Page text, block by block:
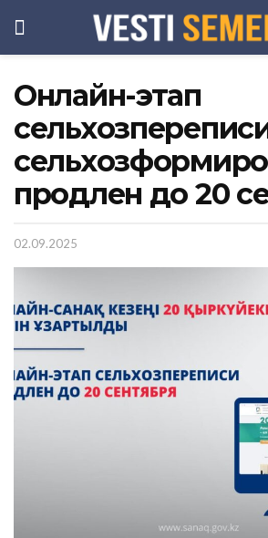
Онлайн-этап
продлен до 20
02.09.2025